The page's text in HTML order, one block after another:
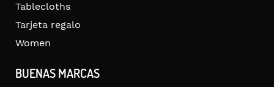
Tablecloths
Tarjeta regalo
Women
BUENAS MARCAS